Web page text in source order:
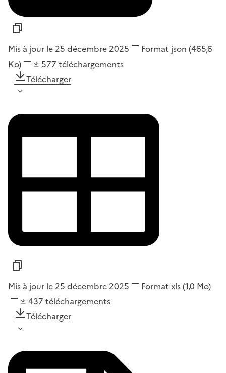
Mis à jour le 25 décembre 2025 Format json (465,6
Ko)
577 téléchargements
Télécharger
Mis à jour le 25 décembre 2025 Format xls(1,0 Mo)
437 téléchargements
Télécharger